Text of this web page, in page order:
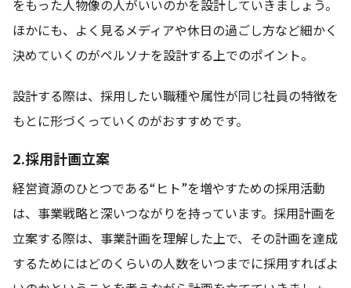
をもった人物像の人がいいのかを設計していきましょう。
ほかにも、よく見るメディアや休日の過ごし方など細かく
決めていくのがペルソナを設計する上でのポイント。
設計する際は、採用したい職種や属性が同じ社員の特徴を
もとに形づくっていくのがおすすめです。
2.採用計画立案
経営資源のひとつである“ヒト”を増やすための採用活動
は、事業戦略と深いつながりを持っています。採用計画を
立案する際は、事業計画を理解した上で、その計画を達成
するためにはどのくらいの人数をいつまでに採用すればよ